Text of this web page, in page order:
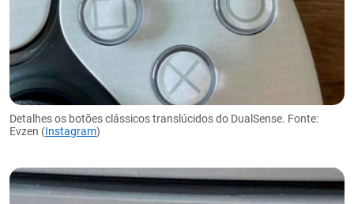
Detalhes os botões clássicos translúcidos do DualSense. Fonte:
Evzen (Instagram)